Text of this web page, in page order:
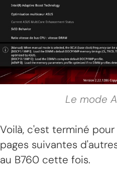
Le mode
Voilà, c'est terminé
pages suivantes
au B760 cette fois.